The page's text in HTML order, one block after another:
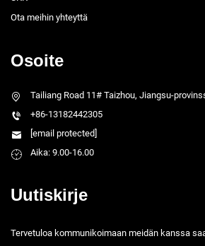
Ota meihin yhteyttä
Osoite
Tailiang Road 11# Taizhou, Jiangsu-
+86-13182442305
[email protected]
Aika: 9.00-16.00
Uutiskirje
Tervetuloa kommunikoimaan meidän kanssa